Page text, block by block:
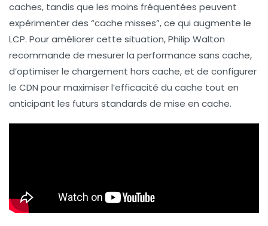
caches, tandis que les moins fréquentées peuvent
expérimenter des “cache misses”, ce qui augmente le
LCP. Pour améliorer cette situation, Philip Walton
recommande de mesurer la performance sans cache,
d’optimiser le chargement hors cache, et de configurer
le CDN pour maximiser l’efficacité du cache tout en
anticipant les futurs standards de mise en cache.